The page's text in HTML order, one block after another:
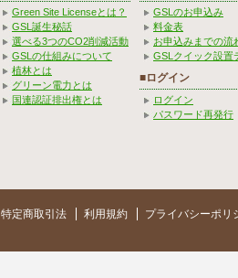
Green Site Licenseとは？
GSL誕生秘話
選べる3つのCO2削減活動
GSLの仕組みについて
植林とは
グリーン電力とは
国連認証排出権とは
GSLのお申込み
料金表
お申込みまでの流
GSLクイック設置
■ログイン
ログイン
パスワード再発行
特定商取引法 利用規約 プライバシーポリ